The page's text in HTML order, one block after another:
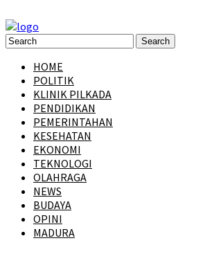
HOME
POLITIK
KLINIK PILKADA
PENDIDIKAN
PEMERINTAHAN
KESEHATAN
EKONOMI
TEKNOLOGI
OLAHRAGA
NEWS
BUDAYA
OPINI
MADURA